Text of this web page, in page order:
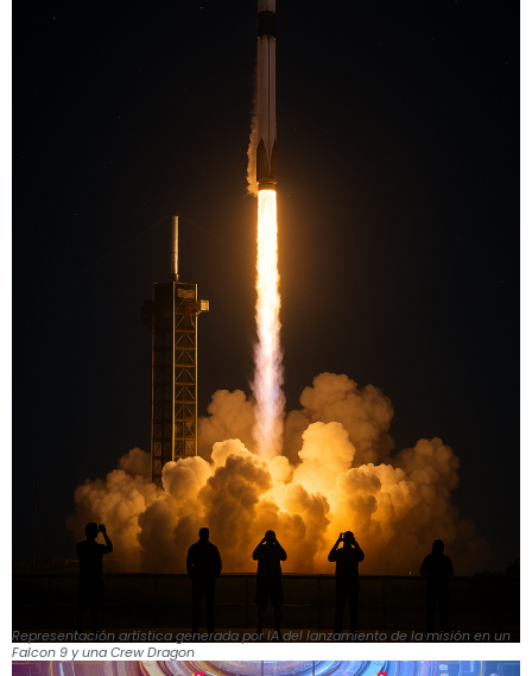
Representación artística generada por IA del lanzamiento de la misión en un
Falcon 9 y una Crew Dragon